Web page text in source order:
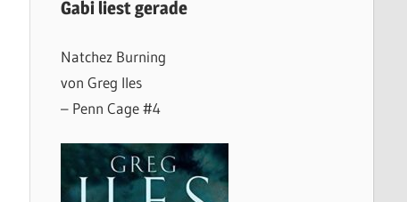
Gabi liest gerade
Natchez Burning
von Greg Iles
– Penn Cage #4